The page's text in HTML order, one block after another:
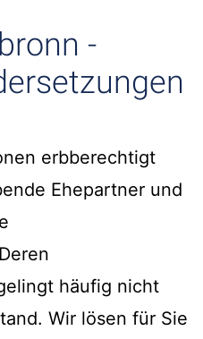
-
erbberechtigt
Ehepartner und
häufig nicht
Wir lösen für Sie